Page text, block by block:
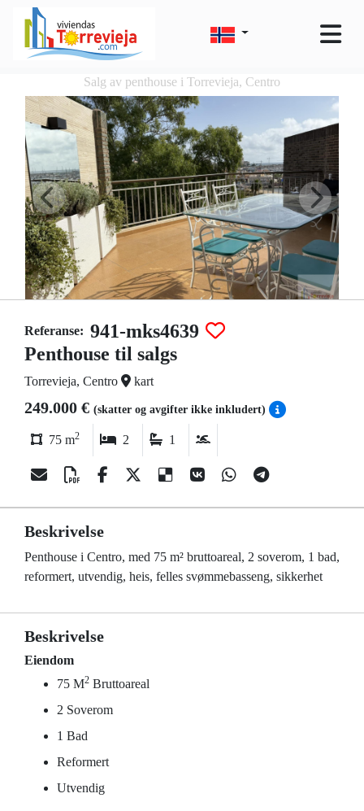
Salg av penthouse i Torrevieja, Centro
Referanse: 941-mks4639
Penthouse til salgs
Torrevieja, Centro kart
249.000 € (skatter og avgifter ikke inkludert)
75 m2 2 1
Beskrivelse
Penthouse i Centro, med 75 m² bruttoareal, 2 soverom, 1 bad,
reformert, utvendig, heis, felles svømmebasseng, sikkerhet
Beskrivelse
Eiendom
75 M2 Bruttoareal
2 Soverom
1 Bad
Reformert
Utvendig